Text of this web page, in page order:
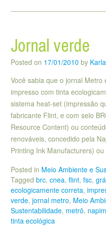
Jornal verde
Posted on 17/01/2010 by
Você sabia que o jornal
impresso com tinta
sistema heat-set (impressão
fabricante Flint, e com selo
Resource Content) ou
renováveis, concedido pela
Printing Ink Manufacturers) ou
Posted in Meio Ambiente e
Tagged brc, cnea, flint, fsc,
ecologicamente correta,
verde, jornal metro, Meio
Sustentabilidade, metrô, napim
tinta ecológica